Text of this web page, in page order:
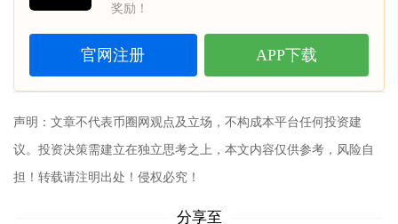
奖励！
官网注册 APP下载
声明：文章不代表币圈网观点及立场，不构成本平台任何投资建
议。投资决策需建立在独立思考之上，本文内容仅供参考，风险自
担！转载请注明出处！侵权必究！
分享至